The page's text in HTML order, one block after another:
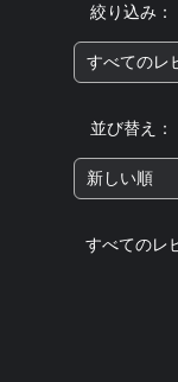
絞り込み：
すべてのレ
並び替え：
新しい順
すべてのレ